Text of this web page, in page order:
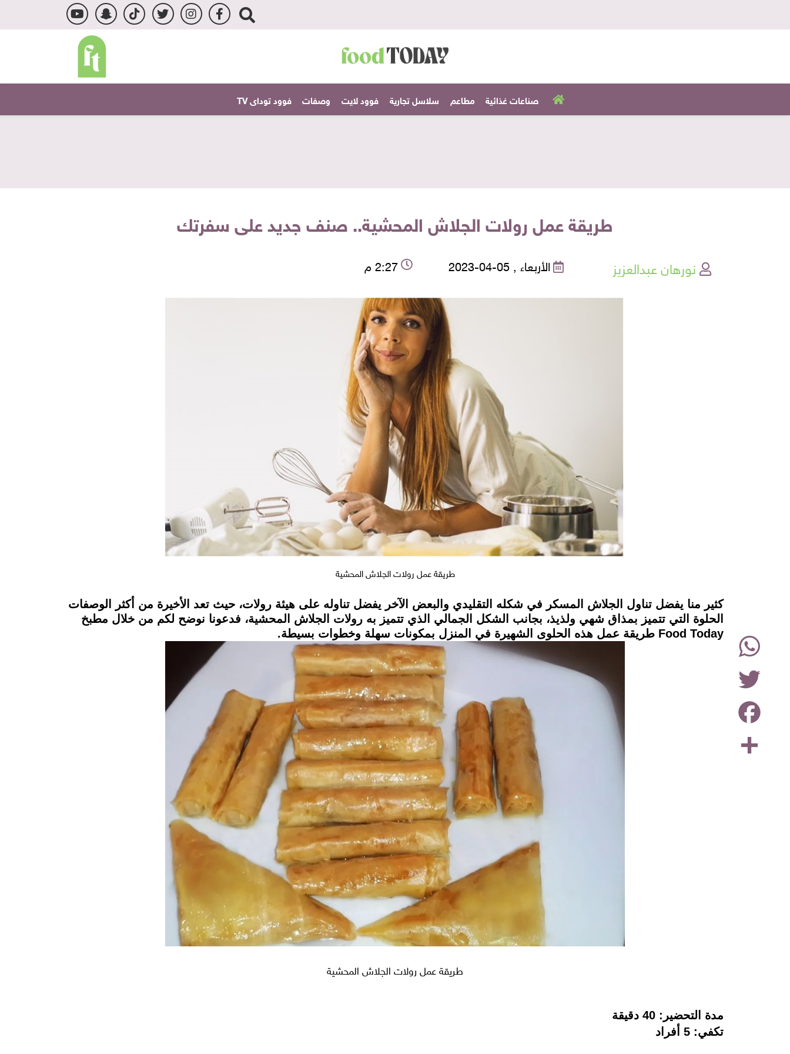
صناعات غذائية مطاعم سلاسل تجارية فوود لايت وصفات فوود توداى TV
طريقة عمل رولات الجلاش المحشية.. صنف جديد على سفرتك
نورهان عبدالعزيز الأربعاء , 05-04-2023 2:27 م
طريقة عمل رولات الجلاش المحشية
Share
Facebook
Twitter
WhatsApp
instagramكثير منا يفضل تناول الجلاش المسكر في شكله التقليدي والبعض الآخر يفضل تناوله على هيئة رولات، حيث تعد الأخيرة من أكثر الوصفات
الحلوة التي تتميز بمذاق شهي ولذيذ، بجانب الشكل الجمالي الذي تتميز به رولات الجلاش المحشية، فدعونا نوضح لكم من خلال مطبخ
Food Today طريقة عمل هذه الحلوى الشهيرة في المنزل بمكونات سهلة وخطوات بسيطة.
طريقة عمل رولات الجلاش المحشية
مدة التحضير: 40 دقيقة
تكفي: 5 أفراد